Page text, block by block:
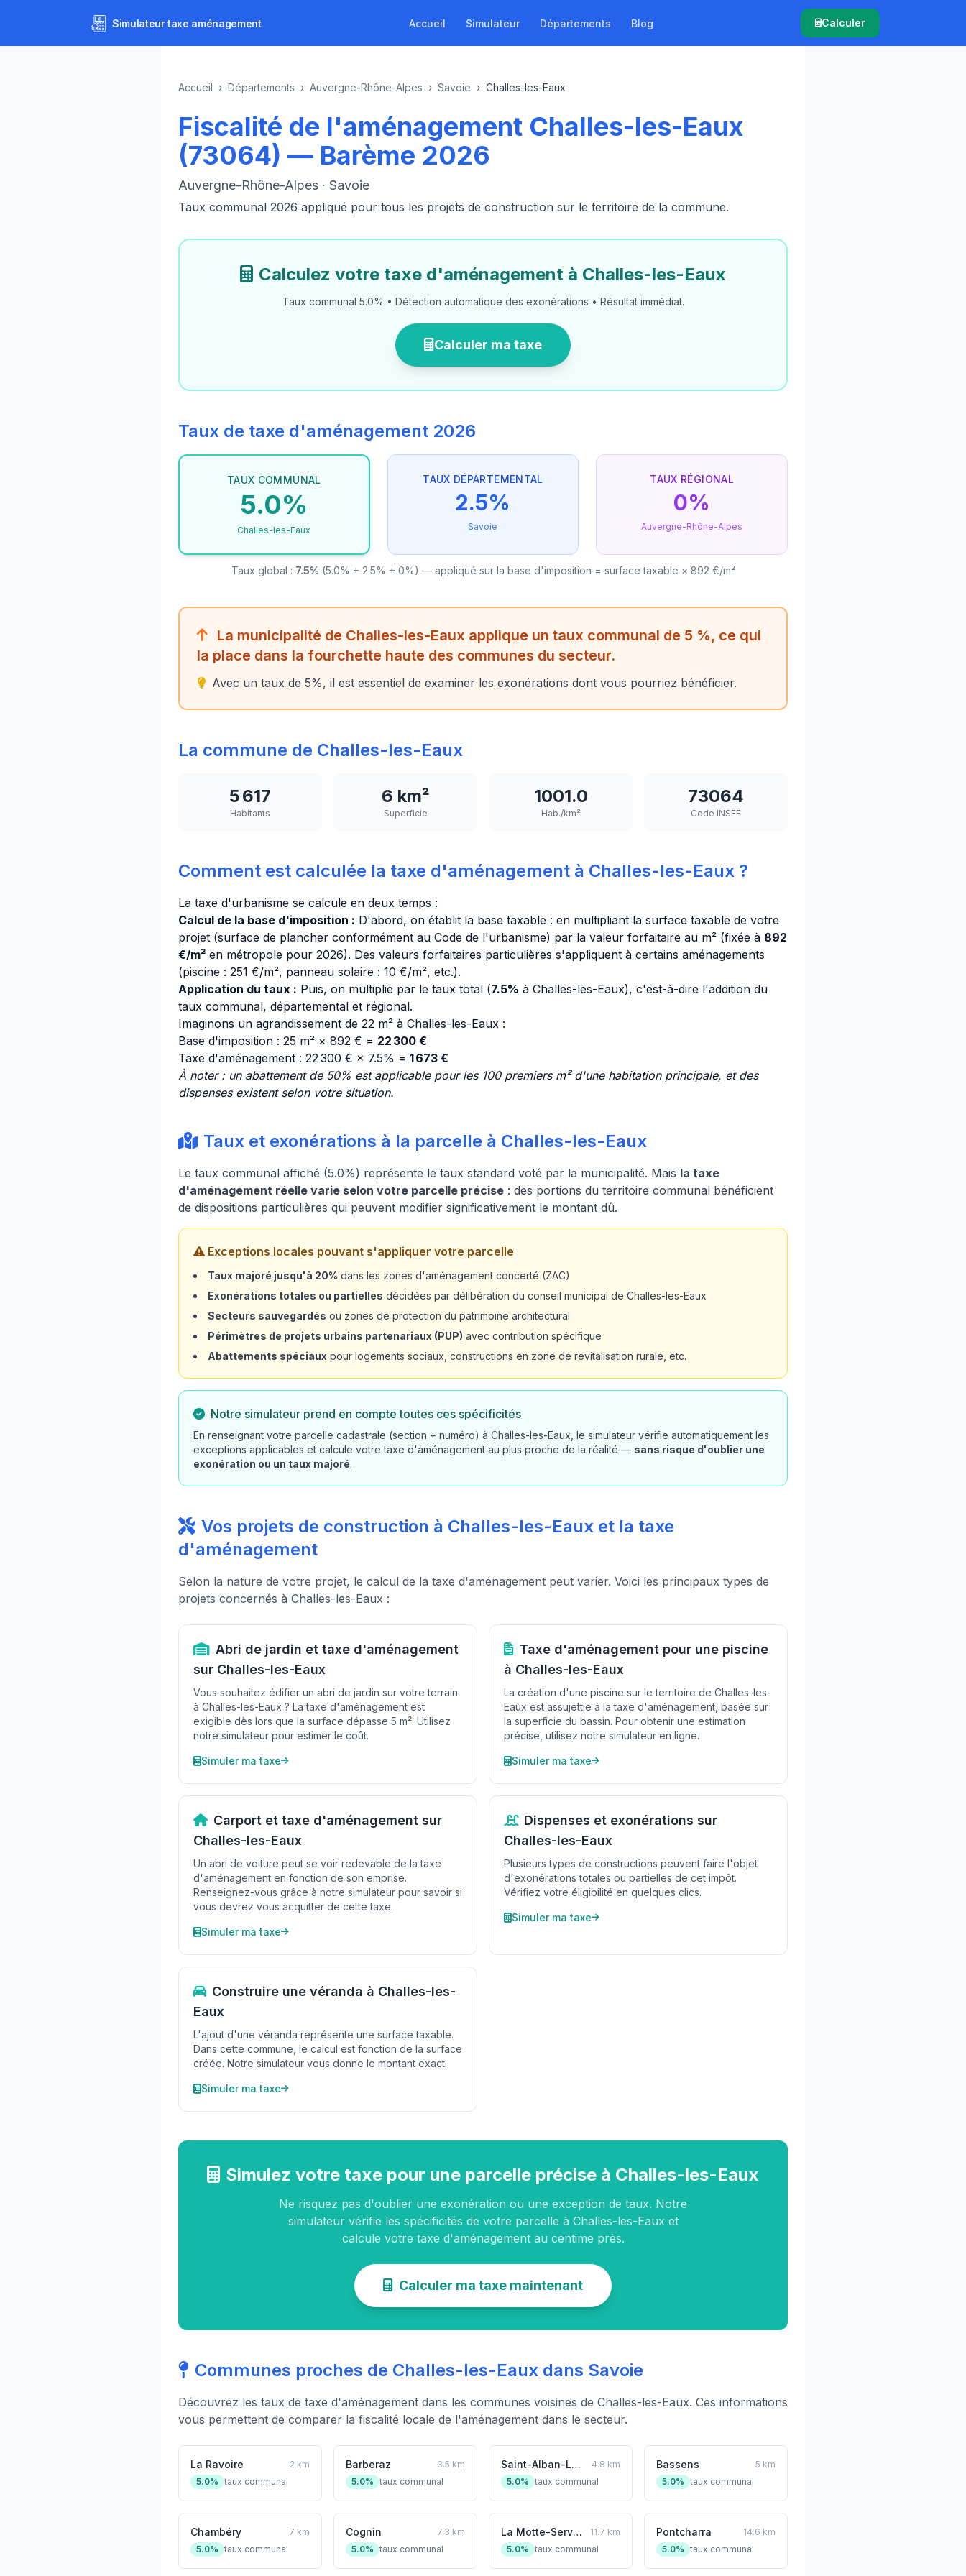
Simulateurtaxe aménagement Accueil Simulateur Départements Blog Calculer
Accueil › Départements › Auvergne-Rhône-Alpes › Savoie › Challes-les-Eaux
Fiscalité de l'aménagement Challes-les-Eaux
(73064) — Barème 2026
Auvergne-Rhône-Alpes · Savoie
Taux communal 2026 appliqué pour tous les projets de construction sur le territoire de la commune.
Calculez votre taxe d'aménagement à Challes-les-Eaux
Taux communal 5.0% • Détection automatique des exonérations • Résultat immédiat.
Calculer ma taxe
Taux de taxe d'aménagement 2026
TAUX COMMUNAL
5.0%
Challes-les-Eaux
TAUX DÉPARTEMENTAL
2.5%
Savoie
TAUX RÉGIONAL
0%
Auvergne-Rhône-Alpes
Taux global : 7.5% (5.0% + 2.5% + 0%) — appliqué sur la base d'imposition = surface taxable × 892 €/m²
La municipalité de Challes-les-Eaux applique un taux communal de 5 %, ce qui
la place dans la fourchette haute des communes du secteur.
Avec un taux de 5%, il est essentiel de examiner les exonérations dont vous pourriez bénéficier.
La commune de Challes-les-Eaux
5 617
Habitants
6 km²
Superficie
1001.0
Hab./km²
73064
Code INSEE
Comment est calculée la taxe d'aménagement à Challes-les-Eaux ?
La taxe d'urbanisme se calcule en deux temps :
Calcul de la base d'imposition : D'abord, on établit la base taxable : en multipliant la surface taxable de votre
projet (surface de plancher conformément au Code de l'urbanisme) par la valeur forfaitaire au m² (fixée à 892
€/m² en métropole pour 2026). Des valeurs forfaitaires particulières s'appliquent à certains aménagements
(piscine : 251 €/m², panneau solaire : 10 €/m², etc.).
Application du taux : Puis, on multiplie par le taux total (7.5% à Challes-les-Eaux), c'est-à-dire l'addition du
taux communal, départemental et régional.
Imaginons un agrandissement de 22 m² à Challes-les-Eaux :
Base d'imposition : 25 m² × 892 € = 22 300 €
Taxe d'aménagement : 22 300 € × 7.5% = 1 673 €
À noter : un abattement de 50% est applicable pour les 100 premiers m² d'une habitation principale, et des
dispenses existent selon votre situation.
Taux et exonérations à la parcelle à Challes-les-Eaux
Le taux communal affiché (5.0%) représente le taux standard voté par la municipalité. Mais la taxe
d'aménagement réelle varie selon votre parcelle précise : des portions du territoire communal bénéficient
de dispositions particulières qui peuvent modifier significativement le montant dû.
Exceptions locales pouvant s'appliquer votre parcelle
Taux majoré jusqu'à 20% dans les zones d'aménagement concerté (ZAC)
Exonérations totales ou partielles décidées par délibération du conseil municipal de Challes-les-Eaux
Secteurs sauvegardés ou zones de protection du patrimoine architectural
Périmètres de projets urbains partenariaux (PUP) avec contribution spécifique
Abattements spéciaux pour logements sociaux, constructions en zone de revitalisation rurale, etc.
Notre simulateur prend en compte toutes ces spécificités
En renseignant votre parcelle cadastrale (section + numéro) à Challes-les-Eaux, le simulateur vérifie automatiquement les
exceptions applicables et calcule votre taxe d'aménagement au plus proche de la réalité — sans risque d'oublier une
exonération ou un taux majoré.
Vos projets de construction à Challes-les-Eaux et la taxe
d'aménagement
Selon la nature de votre projet, le calcul de la taxe d'aménagement peut varier. Voici les principaux types de
projets concernés à Challes-les-Eaux :
Abri de jardin et taxe d'aménagement
sur Challes-les-Eaux
Vous souhaitez édifier un abri de jardin sur votre terrain
à Challes-les-Eaux ? La taxe d'aménagement est
exigible dès lors que la surface dépasse 5 m². Utilisez
notre simulateur pour estimer le coût.
Simuler ma taxe
Taxe d'aménagement pour une piscine
à Challes-les-Eaux
La création d'une piscine sur le territoire de Challes-les-
Eaux est assujettie à la taxe d'aménagement, basée sur
la superficie du bassin. Pour obtenir une estimation
précise, utilisez notre simulateur en ligne.
Simuler ma taxe
Carport et taxe d'aménagement sur
Challes-les-Eaux
Un abri de voiture peut se voir redevable de la taxe
d'aménagement en fonction de son emprise.
Renseignez-vous grâce à notre simulateur pour savoir si
vous devrez vous acquitter de cette taxe.
Simuler ma taxe
Dispenses et exonérations sur
Challes-les-Eaux
Plusieurs types de constructions peuvent faire l'objet
d'exonérations totales ou partielles de cet impôt.
Vérifiez votre éligibilité en quelques clics.
Simuler ma taxe
Construire une véranda à Challes-les-
Eaux
L'ajout d'une véranda représente une surface taxable.
Dans cette commune, le calcul est fonction de la surface
créée. Notre simulateur vous donne le montant exact.
Simuler ma taxe
Simulez votre taxe pour une parcelle précise à Challes-les-Eaux
Ne risquez pas d'oublier une exonération ou une exception de taux. Notre
simulateur vérifie les spécificités de votre parcelle à Challes-les-Eaux et
calcule votre taxe d'aménagement au centime près.
Calculer ma taxe maintenant
Communes proches de Challes-les-Eaux dans Savoie
Découvrez les taux de taxe d'aménagement dans les communes voisines de Challes-les-Eaux. Ces informations
vous permettent de comparer la fiscalité locale de l'aménagement dans le secteur.
La Ravoire
2 km
5.0% taux communal
Barberaz
3.5 km
5.0% taux communal
Saint-Alban-Leysse
4.8 km
5.0% taux communal
Bassens
5 km
5.0% taux communal
Chambéry
7 km
5.0% taux communal
Cognin
7.3 km
5.0% taux communal
La Motte-Servolex
11.7 km
5.0% taux communal
Pontcharra
14.6 km
5.0% taux communal